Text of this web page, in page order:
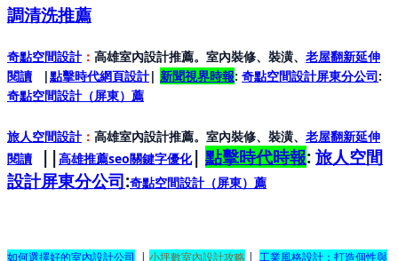
調清洗推薦
奇點空間設計： 高雄室內設計推薦。室內裝修、裝潢、 老屋翻新延伸
閱讀 |點擊時代網頁設計| 新聞視界時報: 奇點空間設計屏東分公司:
奇點空間設計（屏東） 薦
旅人空間設計： 高雄室內設計推薦。室內裝修、裝潢、 老屋翻新延伸
閱讀
||高雄推薦seo關鍵字優化| 點擊時代時報: 旅人空間
設計屏東分公司:奇點空間設計（屏東） 薦
如何選擇好的室內設計公司 | 小坪數室內設計攻略 | 工業風格設計：打造個性與